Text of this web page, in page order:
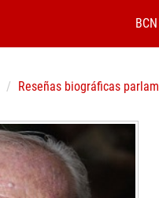
BCN
Reseñas biográficas